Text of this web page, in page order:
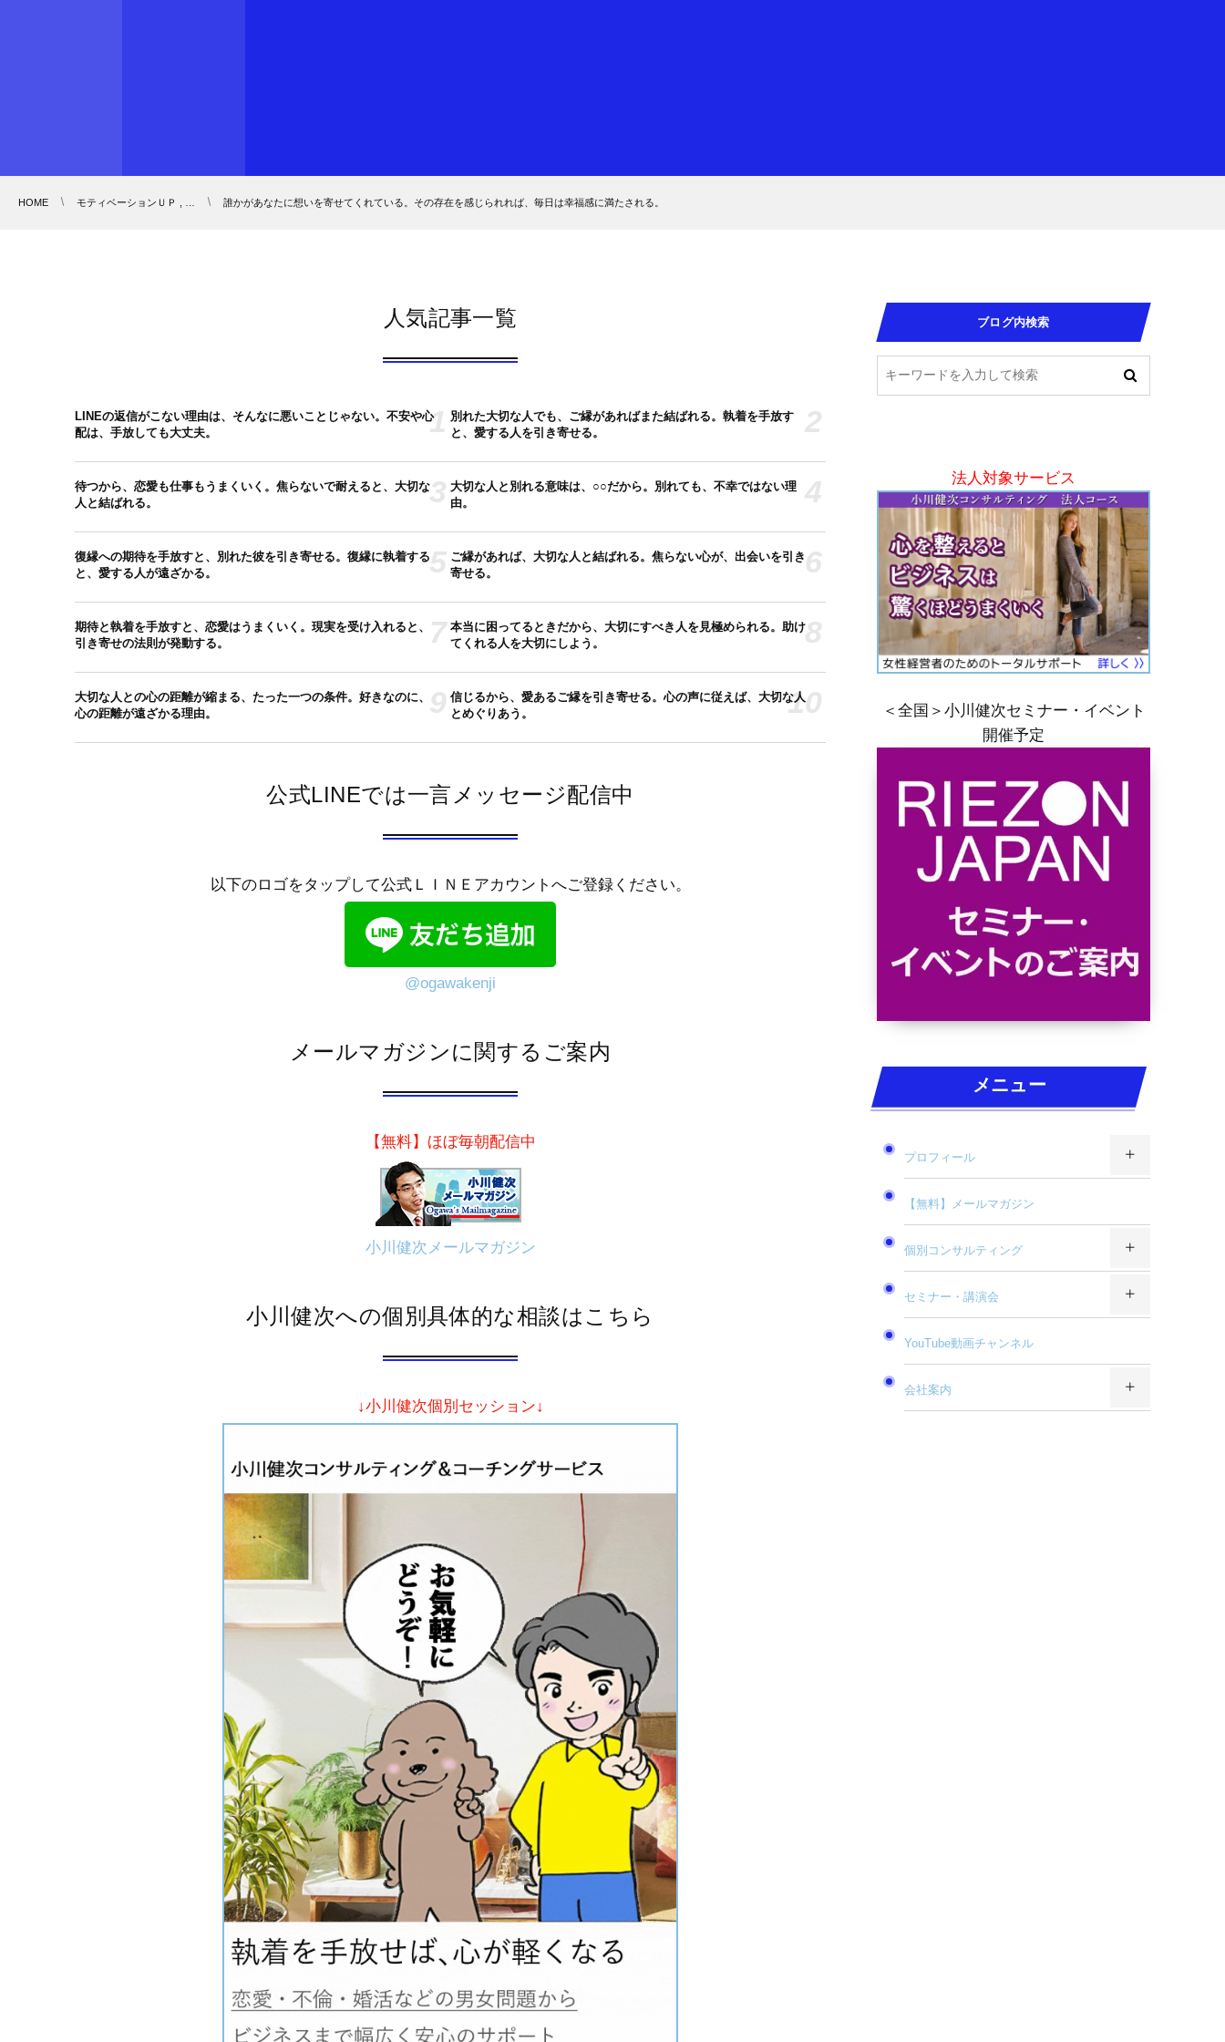
HOME モティベーションＵＰ , … 誰かがあなたに想いを寄せてくれている。その存在を感じられれば、毎日は幸福感に満たされる。
人気記事一覧
LINEの返信がこない理由は、そんなに悪いことじゃない。不安や心
配は、手放しても大丈夫。
1 別れた大切な人でも、ご縁があればまた結ばれる。執着を手放す
と、愛する人を引き寄せる。
2
待つから、恋愛も仕事もうまくいく。焦らないで耐えると、大切な
人と結ばれる。
3 大切な人と別れる意味は、○○だから。別れても、不幸ではない理
由。
4
復縁への期待を手放すと、別れた彼を引き寄せる。復縁に執着する
と、愛する人が遠ざかる。
5 ご縁があれば、大切な人と結ばれる。焦らない心が、出会いを引き
寄せる。
6
期待と執着を手放すと、恋愛はうまくいく。現実を受け入れると、
引き寄せの法則が発動する。
7 本当に困ってるときだから、大切にすべき人を見極められる。助け
てくれる人を大切にしよう。
8
大切な人との心の距離が縮まる、たった一つの条件。好きなのに、
心の距離が遠ざかる理由。
9 信じるから、愛あるご縁を引き寄せる。心の声に従えば、大切な人
とめぐりあう。
10
公式LINEでは一言メッセージ配信中
以下のロゴをタップして公式ＬＩＮＥアカウントへご登録ください。
@ogawakenji
メールマガジンに関するご案内
【無料】ほぼ毎朝配信中
小川健次メールマガジン
小川健次への個別具体的な相談はこちら
↓小川健次個別セッション↓
ブログ内検索
法人対象サービス
＜全国＞小川健次セミナー・イベント
開催予定
メニュー
プロフィール
【無料】メールマガジン
個別コンサルティング
セミナー・講演会
YouTube動画チャンネル
会社案内